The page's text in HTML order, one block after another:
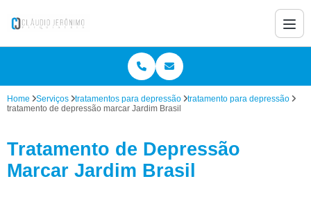
Home Serviços tratamentos para depressão
tratamento para depressão
tratamento de depressão marcar Jardim Brasil
Tratamento de Depressão
Marcar Jardim Brasil